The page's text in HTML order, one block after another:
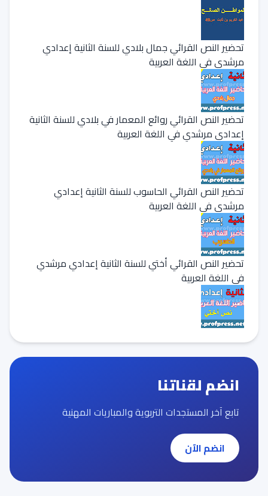
تحضير النص القرائي جمال بلادي للسنة الثانية إعدادي
مرشدي في اللغة العربية
تحضير النص القرائي روائع المعمار في بلادي للسنة الثانية
إعدادي مرشدي في اللغة العربية
تحضير النص القرائي الحاسوب للسنة الثانية إعدادي
مرشدي في اللغة العربية
تحضير النص القرائي أختي للسنة الثانية إعدادي مرشدي
في اللغة العربية
انضم لقناتنا
تابع آخر المستجدات التربوية والمباريات المهنية
انضم الآن